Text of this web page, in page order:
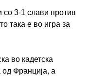
3-1 слави против
така е во игра за
во кадетска
од Франција, а